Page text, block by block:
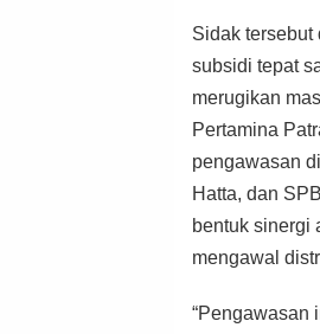
Sidak tersebut
subsidi tepat
merugikan
Pertamina
pengawasan
Hatta, dan
bentuk sinergi
mengawal
“Pengawasan